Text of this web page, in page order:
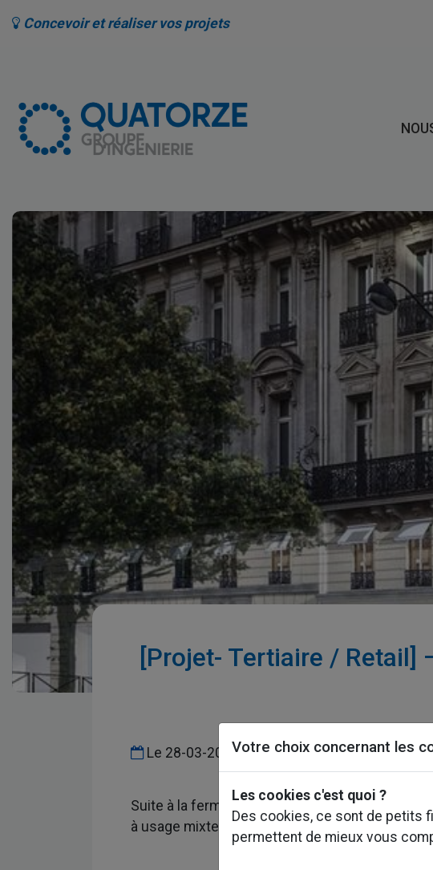
Concevoir et réaliser vos projets
[Projet- Tertiaire / Retail]
Le 28-03-2023
Suite à la fermeture de l’enseigne C&A en février
à usage mixte : commerces, bureaux, parking
Votre choix concernant les
Les cookies c'est quoi ?
Des cookies, ce sont de petits
permettent de mieux vous